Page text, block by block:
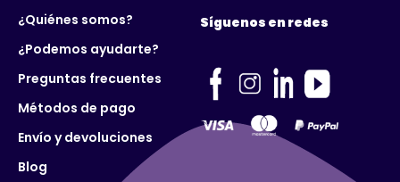
Síguenos en redes
¿Quiénes somos?
¿Podemos ayudarte?
Preguntas frecuentes
Métodos de pago
Envío y devoluciones
Blog